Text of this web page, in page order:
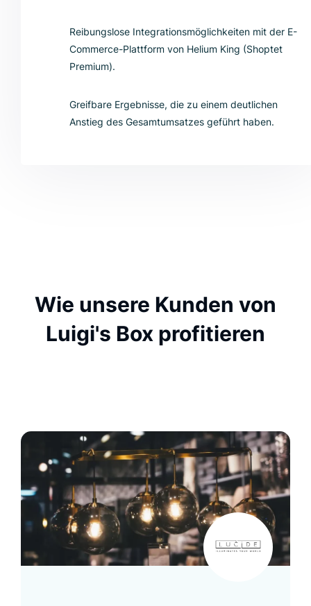
Reibungslose Integrationsmöglichkeiten mit der E-
Commerce-Plattform von Helium King (Shoptet
Premium).
Greifbare Ergebnisse, die zu einem deutlichen
Anstieg des Gesamtumsatzes geführt haben.
Wie unsere Kunden von
Luigi's Box profitieren